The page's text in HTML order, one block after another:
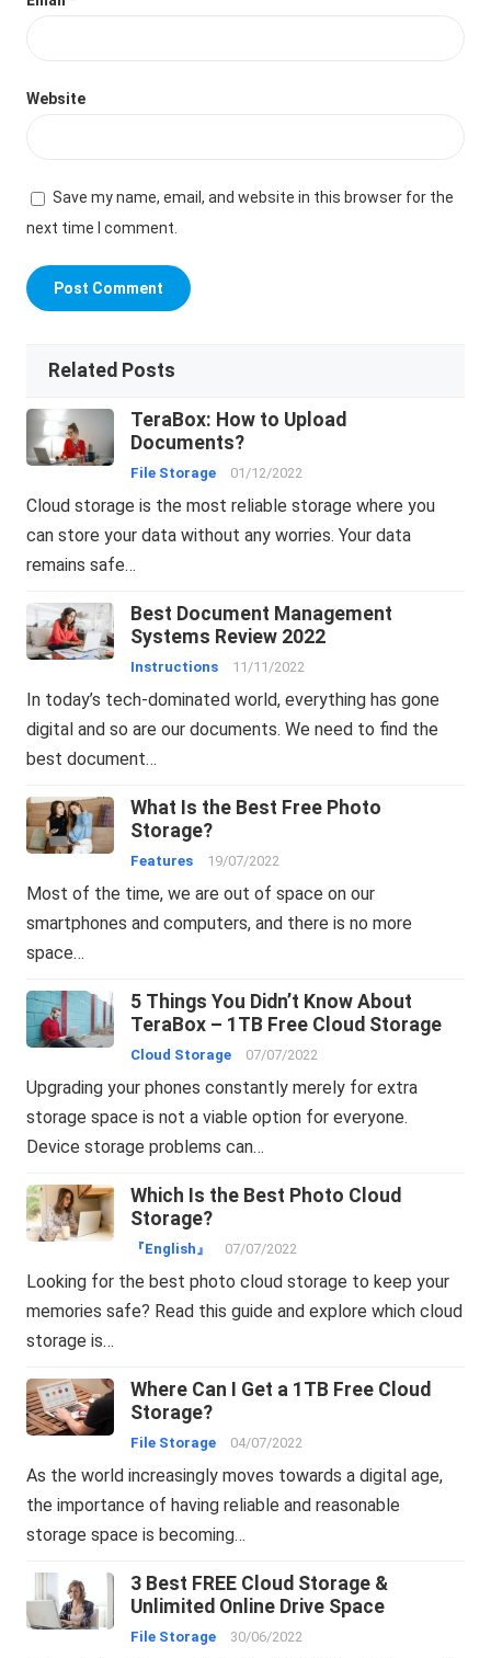
Website
Save my name, email, and website in this browser for the
next time I comment.
Related Posts
TeraBox: How to Upload
Documents?
File Storage 01/12/2022
Cloud storage is the most reliable storage where you
can store your data without any worries. Your data
remains safe…
Best Document Management
Systems Review 2022
Instructions 11/11/2022
In today’s tech-dominated world, everything has gone
digital and so are our documents. We need to find the
best document…
What Is the Best Free Photo
Storage?
Features 19/07/2022
Most of the time, we are out of space on our
smartphones and computers, and there is no more
space…
5 Things You Didn’t Know About
TeraBox – 1TB Free Cloud Storage
Cloud Storage 07/07/2022
Upgrading your phones constantly merely for extra
storage space is not a viable option for everyone.
Device storage problems can…
Which Is the Best Photo Cloud
Storage?
『English』 07/07/2022
Looking for the best photo cloud storage to keep your
memories safe? Read this guide and explore which cloud
storage is…
Where Can I Get a 1TB Free Cloud
Storage?
File Storage 04/07/2022
As the world increasingly moves towards a digital age,
the importance of having reliable and reasonable
storage space is becoming…
3 Best FREE Cloud Storage &
Unlimited Online Drive Space
File Storage 30/06/2022